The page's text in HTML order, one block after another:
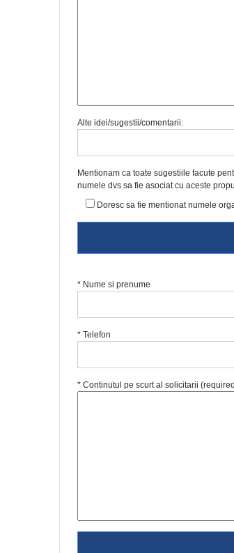
Alte idei/sugestii/comentarii:
Mentionam ca toate sugestiile facute
numele dvs sa fie asociat cu aceste
Doresc sa fie mentionat numele
* Nume si prenume
* Telefon
* Continutul pe scurt al solicitarii